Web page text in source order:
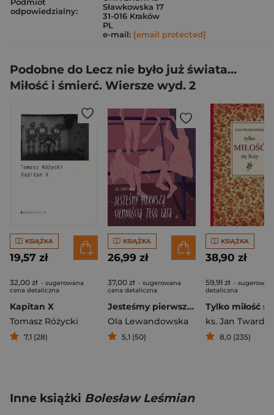
odpowiedzialny:
Sławkowska 17
31-016 Kraków
PL
e-mail: [email protected]
Podobne do Lecz nie było już świata…
Miłość i śmierć. Wiersze wyd. 2
KSIĄŻKA
19,57 zł
32,00 zł - sugerowana
cena detaliczna
Kapitan X
Tomasz Różycki
7,1 (28)
KSIĄŻKA
26,99 zł
37,00 zł - sugerowana
cena detaliczna
Jesteśmy pierwszą ciemnością tego lata
Ola Lewandowska
5,1 (50)
KSIĄŻKA
38,90 zł
59,91 zł -
detaliczna
8,0 (235)
Inne książki Bolesław Leśmian